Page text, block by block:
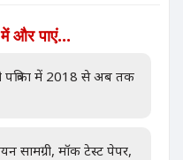
और पाएं...
पत्रिका में 2018 से अब तक
सामग्री, मॉक टेस्ट पेपर,